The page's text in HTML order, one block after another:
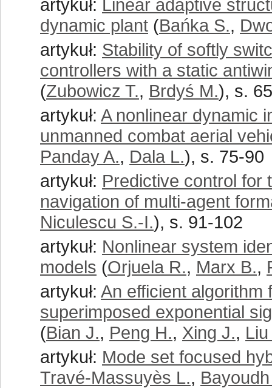
artykuł: Linear adaptive
dynamic plant (Bańka S.,
artykuł: Stability of softly
controllers with a static
(Zubowicz T., Brdyś M.), s.
artykuł: A nonlinear dynamic
unmanned combat aerial
Panday A., Dala L.), s. 75-90
artykuł: Predictive control for
navigation of multi-agent
Niculescu S.-I.), s. 91-102
artykuł: Nonlinear system
models (Orjuela R., Marx B.,
artykuł: An efficient algorithm
superimposed exponential
(Bian J., Peng H., Xing J.,
artykuł: Mode set focused
Travé-Massuyès L.,